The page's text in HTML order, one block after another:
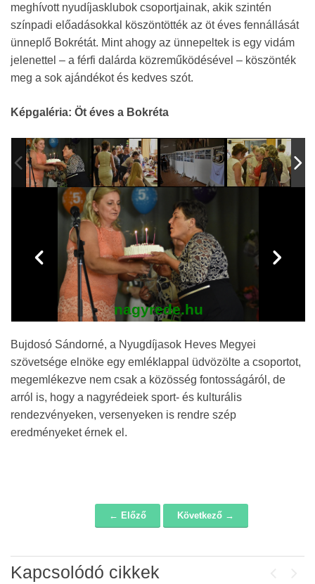
meghívott nyudíjasklubok csoportjainak, akik szintén
színpadi előadásokkal köszöntötték az öt éves fennállását
ünneplő Bokrétát. Mint ahogy az ünnepeltek is egy vidám
jelenettel – a férfi dalárda közreműködésével – köszönték
meg a sok ajándékot és kedves szót.
Képgaléria: Öt éves a Bokréta
nagyrede.hu
Bujdosó Sándorné, a Nyugdíjasok Heves Megyei
szövetsége elnöke egy emléklappal üdvözölte a csoportot,
megemlékezve nem csak a közösség fontosságáról, de
arról is, hogy a nagyrédeiek sport- és kulturális
rendezvényeken, versenyeken is rendre szép
eredményeket érnek el.
← Előző Következő →
Kapcsolódó cikkek